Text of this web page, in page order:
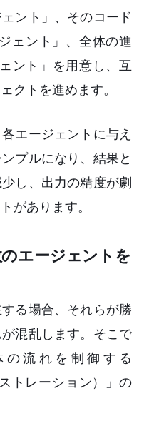
ント」、そのコード
ェント」、全体の進
ント」を用意し、互
クトを進めます。
エージェントに与え
プルになり、結果と
し、出力の精度が劇
があります。
エージェントを
る場合、それらが勝
混乱します。そこで
流れを制御する
トレーション）」の